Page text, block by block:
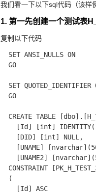
我们看一下以下sql代码（该样
1. 第一先创建一个测试表
复制以下代码
  SET ANSI_NULLS ON
  GO
SET QUOTED_IDENTIFIER
  GO
CREATE TABLE
[Id] [int]
    [DID] [int] NULL,
[UNAME]
[UNAME2]
CONSTRAINT
  (
    [Id] ASC